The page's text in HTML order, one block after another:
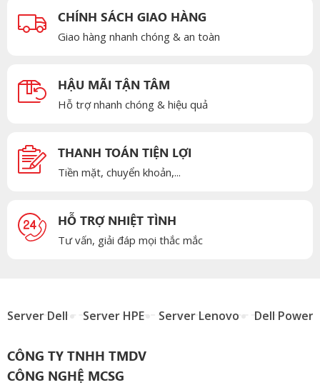
CHÍNH SÁCH GIAO HÀNG
Giao hàng nhanh chóng & an toàn
HẬU MÃI TẬN TÂM
Hỗ trợ nhanh chóng & hiệu quả
THANH TOÁN TIỆN LỢI
Tiền mặt, chuyển khoản,...
HỖ TRỢ NHIỆT TÌNH
Tư vấn, giải đáp mọi thắc mắc
Server Dell Server HPE Server Lenovo Dell
CÔNG TY TNHH TMDV
CÔNG NGHỆ MCSG